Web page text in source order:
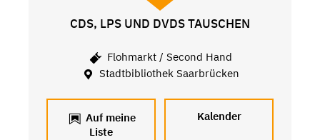
CDS, LPS UND DVDS TAUSCHEN
Flohmarkt / Second Hand
Stadtbibliothek Saarbrücken
Auf meine
Liste
Kalender